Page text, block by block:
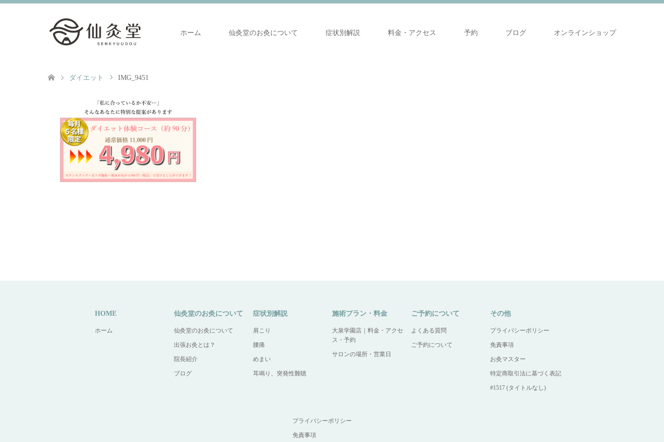
ホーム 仙灸堂のお灸について 症状別解説 料金・アクセス 予約 ブログ オンラインショップ
ダイエット IMG_9451
HOME
ホーム
仙灸堂のお灸について
仙灸堂のお灸について
出張お灸とは？
院長紹介
ブログ
症状別解説
肩こり
腰痛
めまい
耳鳴り、突発性難聴
施術プラン・料金
大泉学園店｜料金・アクセ
ス・予約
サロンの場所・営業日
ご予約について
よくある質問
ご予約について
その他
プライバシーポリシー
免責事項
お灸マスター
特定商取引法に基づく表記
#1517 (タイトルなし)
プライバシーポリシー
免責事項